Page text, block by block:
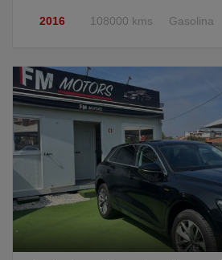
2016 108000 kms Gasolina